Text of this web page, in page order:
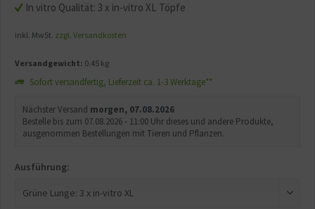
In vitro Qualität: 3 x in-vitro XL Töpfe
inkl. MwSt. zzgl. Versandkosten
Versandgewicht: 0.45 kg
Sofort versandfertig, Lieferzeit ca. 1-3 Werktage**
Nächster Versand morgen, 07.08.2026
Bestelle bis zum 07.08.2026 - 11:00 Uhr dieses und andere Produkte,
ausgenommen Bestellungen mit Tieren und Pflanzen.
Ausführung: